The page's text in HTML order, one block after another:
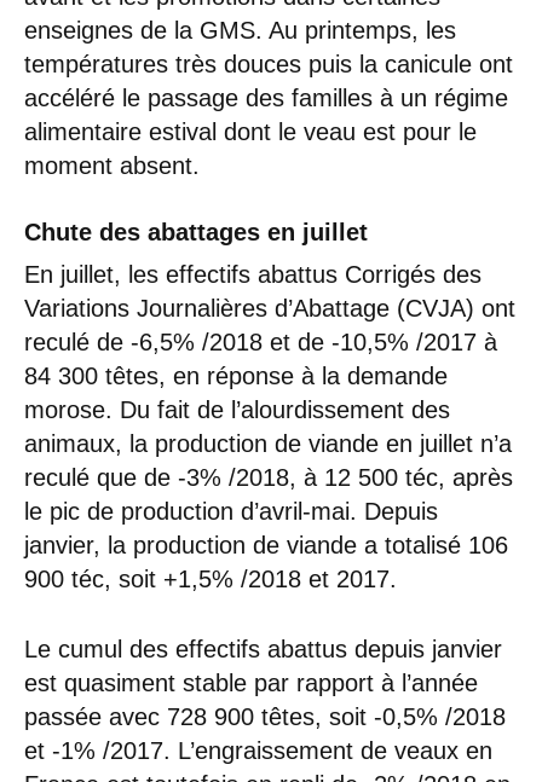
enseignes de la GMS. Au printemps, les
températures très douces puis la canicule ont
accéléré le passage des familles à un régime
alimentaire estival dont le veau est pour le
moment absent.
Chute des abattages en juillet
En juillet, les effectifs abattus Corrigés des
Variations Journalières d’Abattage (CVJA) ont
reculé de -6,5% /2018 et de -10,5% /2017 à
84 300 têtes, en réponse à la demande
morose. Du fait de l’alourdissement des
animaux, la production de viande en juillet n’a
reculé que de -3% /2018, à 12 500 téc, après
le pic de production d’avril-mai. Depuis
janvier, la production de viande a totalisé 106
900 téc, soit +1,5% /2018 et 2017.
Le cumul des effectifs abattus depuis janvier
est quasiment stable par rapport à l’année
passée avec 728 900 têtes, soit -0,5% /2018
et -1% /2017. L’engraissement de veaux en